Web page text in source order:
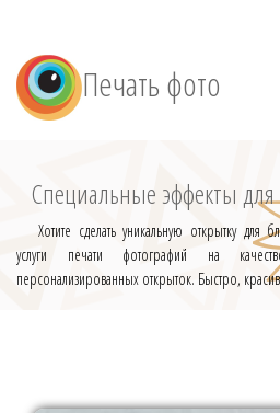
Печать фото
Специальные эффекты
Хотите сделать уникальную открытку для
услуги печати фотографий на
персонализированных открыток. Быстро,